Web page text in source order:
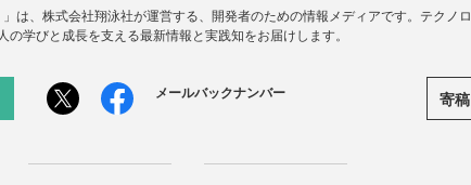
」は、株式会社翔泳社が運営する、開発者のための情報メディアです。テクノ
の学びと成長を支える最新情報と実践知をお届けします。
メールバックナンバー 寄